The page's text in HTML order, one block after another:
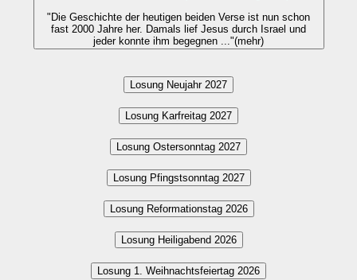
"Die Geschichte der heutigen beiden Verse ist nun schon
fast 2000 Jahre her. Damals lief Jesus durch Israel und
jeder konnte ihm begegnen ..."(mehr)
Losung Neujahr 2027
Losung Karfreitag 2027
Losung Ostersonntag 2027
Losung Pfingstsonntag 2027
Losung Reformationstag 2026
Losung Heiligabend 2026
Losung 1. Weihnachtsfeiertag 2026